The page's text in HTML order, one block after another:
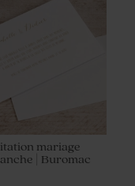
mariage
| Buromac